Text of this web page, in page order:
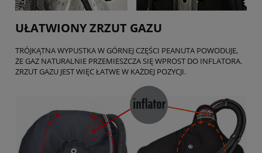
UŁATWIONY ZRZUT GAZU
TRÓJKĄTNA WYPUSTKA W GÓRNEJ CZĘŚCI PEANUTA POWODUJE,
ŻE GAZ NATURALNIE PRZEMIESZCZA SIĘ WPROST DO INFLATORA.
ZRZUT GAZU JEST WIĘC ŁATWE W KAŻDEJ POZYCJI.